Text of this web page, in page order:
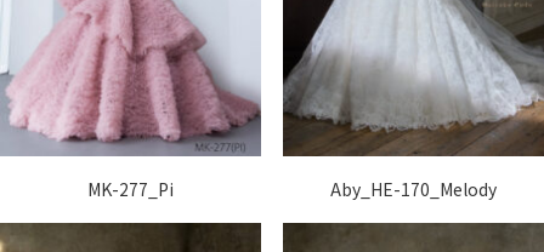
MK-277_Pi Aby_HE-170_Melody